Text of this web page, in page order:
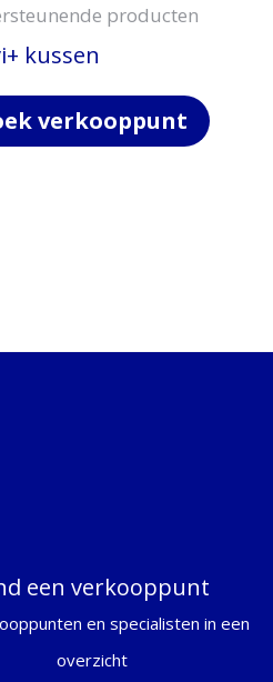
producten
kussen
verkooppunt
een verkooppunt
en specialisten in een
overzicht